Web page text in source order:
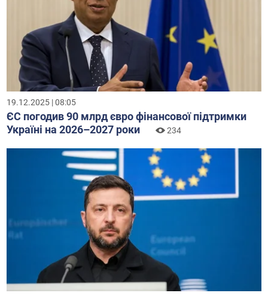
19.12.2025 | 08:05
ЄС погодив 90 млрд євро фінансової підтримки
Україні на 2026–2027 роки
234